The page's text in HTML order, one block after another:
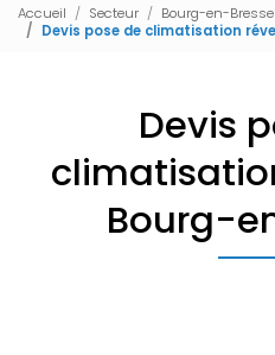
Accueil Secteur
Bourg-en-Bresse
Devis pose de climatisation
Devis
Bourg-